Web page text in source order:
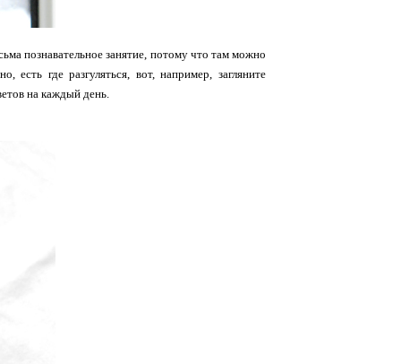
познавательное занятие, потому что там можно
где разгуляться, вот, например, загляните
на каждый день.